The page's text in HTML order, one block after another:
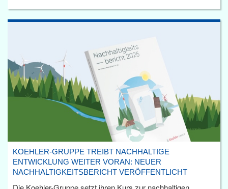
KOEHLER-GRUPPE TREIBT NACHHALTIGE
ENTWICKLUNG WEITER VORAN: NEUER
NACHHALTIGKEITSBERICHT VERÖFFENTLICHT